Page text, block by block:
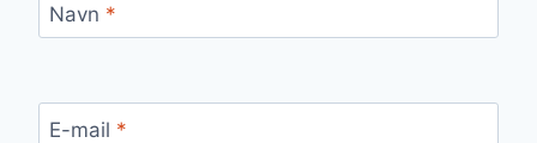
Navn *
E-mail *